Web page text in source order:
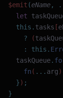
  $emit
(eName,
    let
    this.
tasks [
      ?
(
      :
this.
    taskQueue
.
      fn
( ... arg)
    }
) ;
  }